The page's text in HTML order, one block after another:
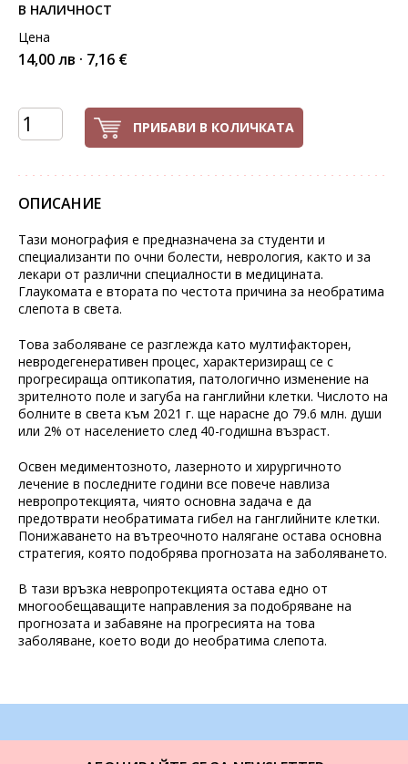
В НАЛИЧНОСТ
Цена
14,00 лв · 7,16 €
ПРИБАВИ В КОЛИЧКАТА
ОПИСАНИЕ
Тази монография е предназначена за студенти и
специализанти по очни болести, неврология, както и за
лекари от различни специалности в медицината.
Глаукомата е втората по честота причина за необратима
слепота в света.
Това заболяване се разглежда като мултифакторен,
невродегенеративен процес, характеризиращ се с
прогресираща оптикопатия, патологично изменение на
зрителното поле и загуба на ганглийни клетки. Числото на
болните в света към 2021 г. ще нарасне до 79.6 млн. души
или 2% от населението след 40-годишна възраст.
Освен медиментозното, лазерното и хирургичното
лечение в последните години все повече навлиза
невропротекцията, чиято основна задача е да
предотврати необратимата гибел на ганглийните клетки.
Понижаването на вътреочното налягане остава основна
стратегия, която подобрява прогнозата на заболяването.
В тази връзка невропротекцията остава едно от
многообещаващите направления за подобряване на
прогнозата и забавяне на прогресията на това
заболяване, което води до необратима слепота.